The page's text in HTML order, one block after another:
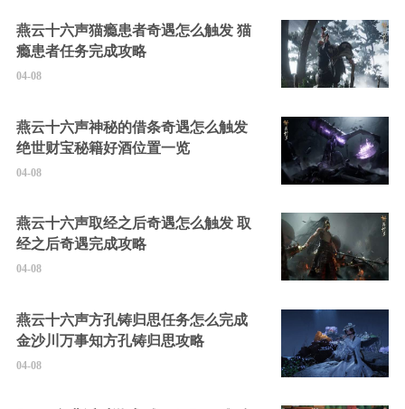
燕云十六声猫瘾患者奇遇怎么触发 猫
瘾患者任务完成攻略
04-08
燕云十六声神秘的借条奇遇怎么触发
绝世财宝秘籍好酒位置一览
04-08
燕云十六声取经之后奇遇怎么触发 取
经之后奇遇完成攻略
04-08
燕云十六声方孔铸归思任务怎么完成
金沙川万事知方孔铸归思攻略
04-08